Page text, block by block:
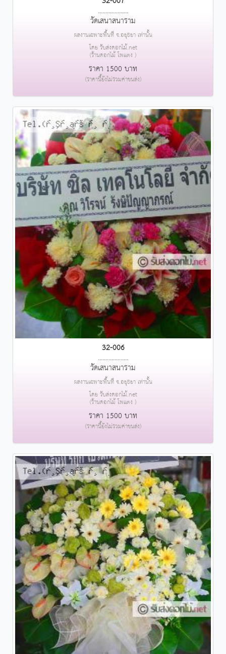
....................
วัดเสนาสนาราม
ผลงานเฉพาะพื้นที่ จ.อยุธยา เท่านั้น
โดย รับส่งดอกไม้.net
(ร้านดอกไม้ โพแตง )
ราคา 1500 บาท
(ราคานี้ยังไม่รวมค่าขนส่ง)
32-006
....................
วัดเสนาสนาราม
ผลงานเฉพาะพื้นที่ จ.อยุธยา เท่านั้น
โดย รับส่งดอกไม้.net
(ร้านดอกไม้ โพแตง )
ราคา 1500 บาท
(ราคานี้ยังไม่รวมค่าขนส่ง)